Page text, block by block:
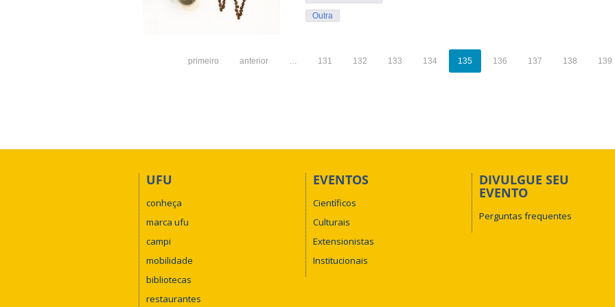
Outra
primeiro anterior 131 132 133 134 135 136 137 138 139
UFU
conheça
marca ufu
campi
mobilidade
bibliotecas
restaurantes
EVENTOS
Científicos
Culturais
Extensionistas
Institucionais
DIVULGUE SEU
EVENTO
Perguntas frequentes